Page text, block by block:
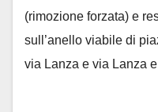
(rimozione forzata) e
sull’anello viabile di
via Lanza e via Lanza